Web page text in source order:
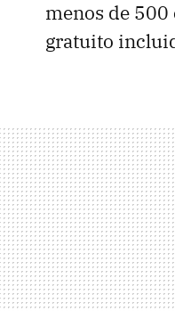
menos de 500
gratuito